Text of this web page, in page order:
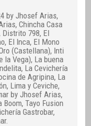
by Jhosef Arias,
Chincha Casa
Distrito 798, El
El Inca, El Mono
(Castellana), Inti
la Vega), La buena
La Cevichería
de Agripina, La
Lima y Ceviche,
by Jhosef Arias,
Boom, Tayo Fusion
Gastrobar,